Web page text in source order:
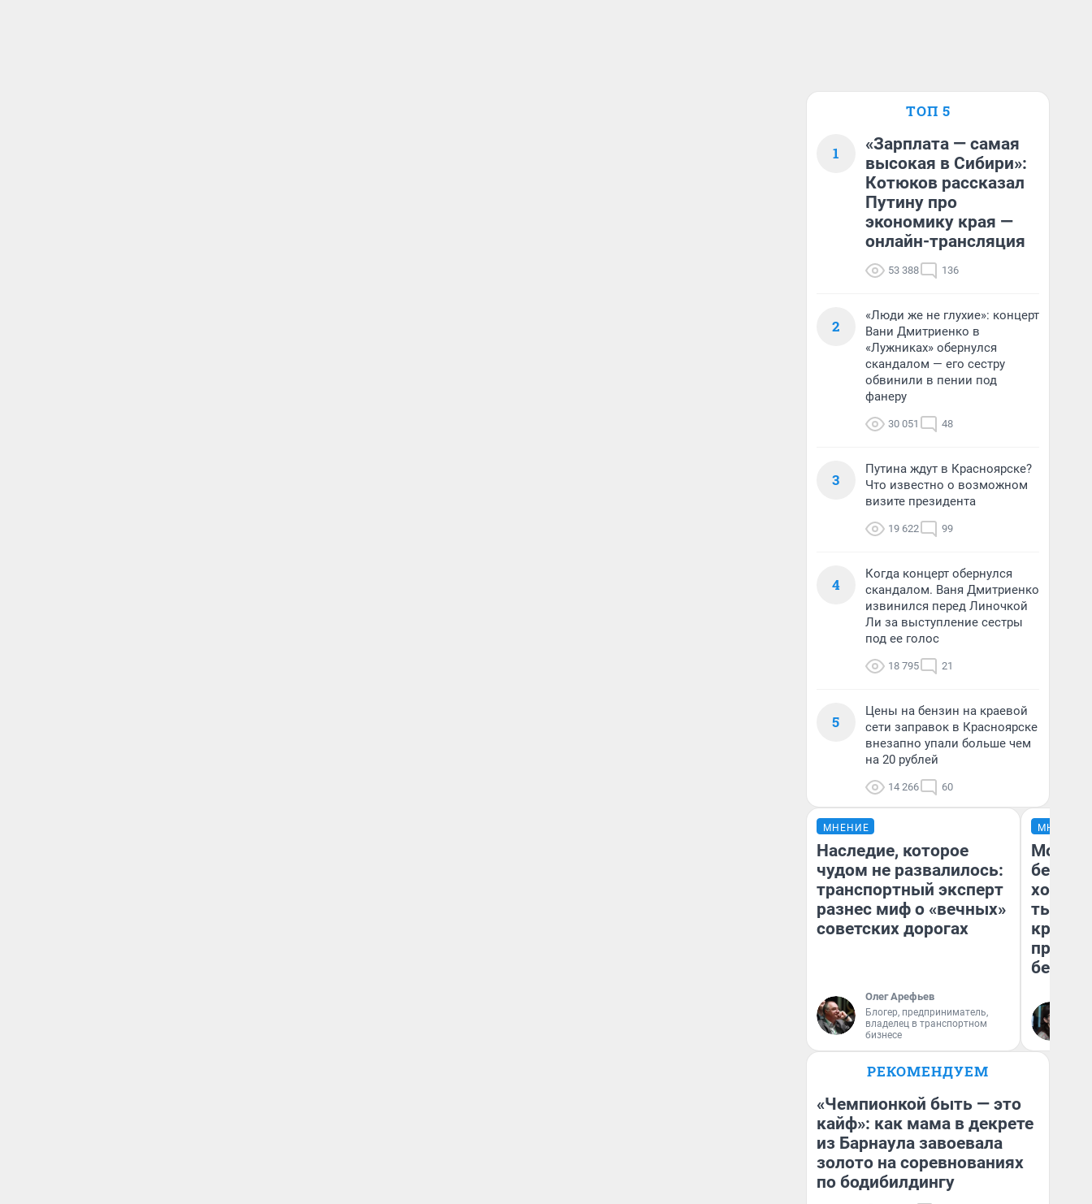
ТОП 5
1
«Зарплата — самая
высокая в Сибири»:
Котюков рассказал
Путину про
экономику края —
онлайн-трансляция
53 388 136
2
«Люди же не глухие»: концерт
Вани Дмитриенко в
«Лужниках» обернулся
скандалом — его сестру
обвинили в пении под
фанеру
30 051 48
3
Путина ждут в Красноярске?
Что известно о возможном
визите президента
19 622 99
4
Когда концерт обернулся
скандалом. Ваня Дмитриенко
извинился перед Линочкой
Ли за выступление сестры
под ее голос
18 795 21
5
Цены на бензин на краевой
сети заправок в Красноярске
внезапно упали больше чем
на 20 рублей
14 266 60
МНЕНИЕ
Наследие, которое
чудом не развалилось:
транспортный эксперт
разнес миф о «вечных»
советских дорогах
Олег Арефьев
Блогер, предприниматель,
владелец в транспортном
бизнесе
МНЕНИЕ
Мой
хотела
тысяч,
РЕКОМЕНДУЕМ
«Чемпионкой быть — это
кайф»: как мама в декрете
из Барнаула завоевала
золото на соревнованиях
по бодибилдингу